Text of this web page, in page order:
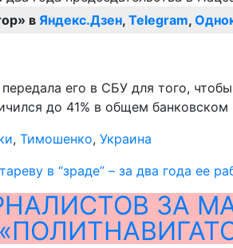
в Яндекс.Дзен, Telegram,
его в СБУ для того,
до 41% в общем
, Тимошенко, Украина
в “зраде” – за два года ее
ЗА